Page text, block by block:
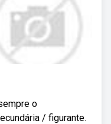
o
/ figurante.